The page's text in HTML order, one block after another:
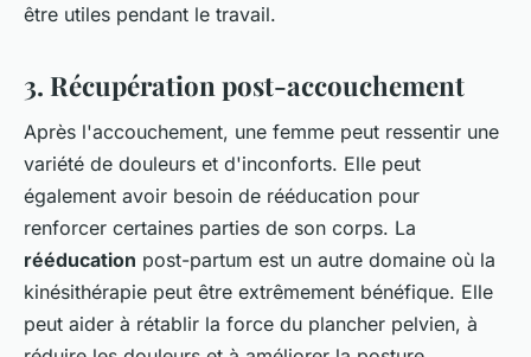
être utiles pendant le travail.
3. Récupération post-accouchement
Après l'accouchement, une femme peut ressentir une
variété de douleurs et d'inconforts. Elle peut
également avoir besoin de rééducation pour
renforcer certaines parties de son corps. La
rééducation post-partum est un autre domaine où la
kinésithérapie peut être extrêmement bénéfique. Elle
peut aider à rétablir la force du plancher pelvien, à